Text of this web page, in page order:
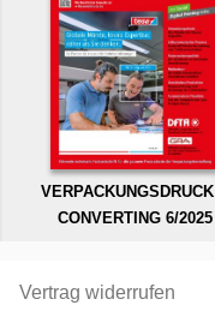
CONVERTING 6/2025
Vertrag widerrufen